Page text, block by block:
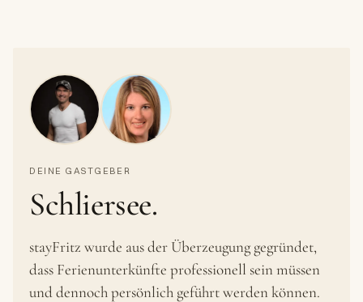
DEINE GASTGEBER
Schliersee.
stayFritz wurde aus der Überzeugung gegründet,
dass Ferienunterkünfte professionell sein müssen
und dennoch persönlich geführt werden können.